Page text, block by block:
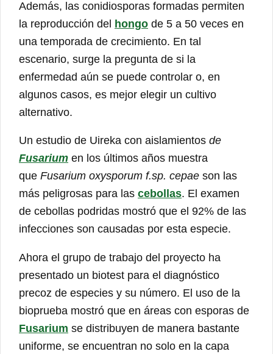
Además, las conidiosporas formadas permiten
la reproducción del hongo de 5 a 50 veces en
una temporada de crecimiento. En tal
escenario, surge la pregunta de si la
enfermedad aún se puede controlar o, en
algunos casos, es mejor elegir un cultivo
alternativo.
Un estudio de Uireka con aislamientos de
Fusarium en los últimos años muestra
que Fusarium oxysporum f.sp. cepae son las
más peligrosas para las cebollas. El examen
de cebollas podridas mostró que el 92% de las
infecciones son causadas por esta especie.
Ahora el grupo de trabajo del proyecto ha
presentado un biotest para el diagnóstico
precoz de especies y su número. El uso de la
bioprueba mostró que en áreas con esporas de
Fusarium se distribuyen de manera bastante
uniforme, se encuentran no solo en la capa